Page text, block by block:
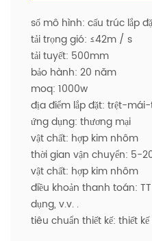
số mô hình: cấu trúc lắp
tải trọng gió: ≤42m / s
tải tuyết: 500mm
bảo hành: 20 năm
moq: 1000w
địa điểm lắp đặt: trệt-
ứng dụng: thương mại
vật chất: hợp kim nhôm
thời gian vận chuyển: 5-
vật chất: hợp kim nhôm
điều khoản thanh toán: TT
dụng, v.v. .
tiêu chuẩn thiết kế: thiết